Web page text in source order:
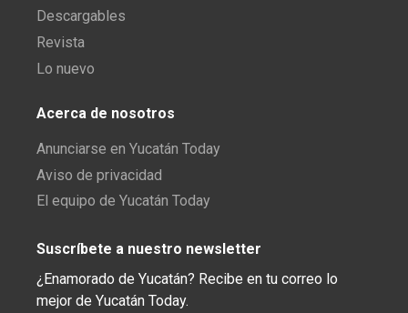
Descargables
Revista
Lo nuevo
Acerca de nosotros
Anunciarse en Yucatán Today
Aviso de privacidad
El equipo de Yucatán Today
Suscríbete a nuestro newsletter
¿Enamorado de Yucatán? Recibe en tu correo lo
mejor de Yucatán Today.